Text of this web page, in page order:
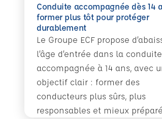
Conduite accompagnée dès 14
former plus tôt pour protéger
durablement
Le Groupe ECF propose
l’âge d’entrée dans la conduite
accompagnée à 14 ans, avec
objectif clair : former des
conducteurs plus sûrs, plus
responsables et mieux
En savoir plus
Conduite accompagnée dès